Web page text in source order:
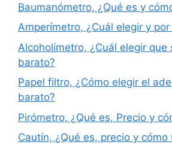
Baumanómetro, ¿Qué es y
Amperímetro, ¿Cuál elegir y por
Alcoholímetro, ¿Cuál elegir que
barato?
Papel filtro, ¿Cómo elegir el
barato?
Pirómetro, ¿Qué es, Precio y
Cautín, ¿Qué es, precio y cómo